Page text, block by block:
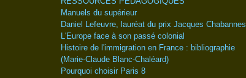
Juillet(1)
Juin(5)
Mai (18)
Manuels du supérieur
Daniel Lefeuvre, lauréat du prix Jacques Chabannes
L'Europe face à son passé colonial
Histoire de l'immigration en France : bibliographie
(Marie-Claude Blanc-Chaléard)
Pourquoi choisir Paris 8